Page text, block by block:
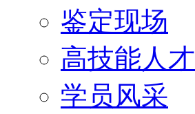
鉴定现场
高技能人才
学员风采